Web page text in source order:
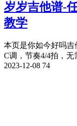
岁岁吉他谱-
教学
本页是你如今好吗吉
C调，节奏4/4拍，
2023-12-08 74